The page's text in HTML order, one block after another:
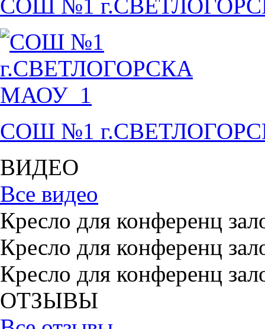
СОШ №1
СОШ №1
ВИДЕО
Все видео
Кресло для конференц
Кресло для конференц
Кресло для конференц
ОТЗЫВЫ